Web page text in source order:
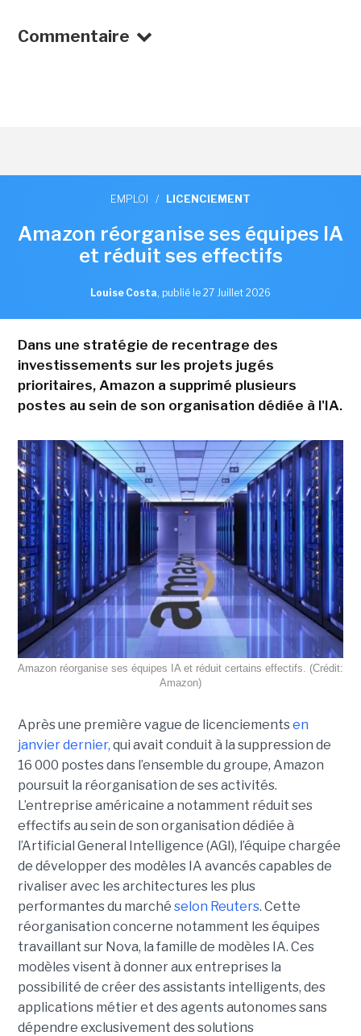
Commentaire
EMPLOI / LICENCIEMENT
Amazon réorganise ses équipes IA
et réduit ses effectifs
Louise Costa, publié le 27 Juillet 2026
Dans une stratégie de recentrage des
investissements sur les projets jugés
prioritaires, Amazon a supprimé plusieurs
postes au sein de son organisation dédiée à l'IA.
Amazon réorganise ses équipes IA et réduit certains effectifs. (Crédit:
Amazon)
Après une première vague de licenciementsen
janvier dernier, qui avait conduit à la suppression de
16 000 postes dans l’ensemble du groupe, Amazon
poursuit la réorganisation de ses activités.
L’entreprise américaine a notamment réduit ses
effectifs au sein de son organisation dédiée à
l’Artificial General Intelligence (AGI), l’équipe chargée
de développer des modèles IA avancés capables de
rivaliser avec les architectures les plus
performantes du marché selon Reuters. Cette
réorganisation concerne notamment les équipes
travaillant sur Nova, la famille de modèles IA. Ces
modèles visent à donner aux entreprises la
possibilité de créer des assistants intelligents, des
applications métier et des agents autonomes sans
dépendre exclusivement des solutions